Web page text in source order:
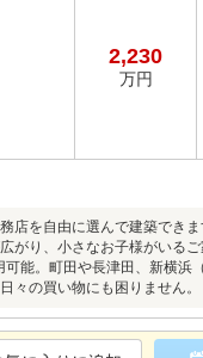
2,230
万円
店を自由に選んで建築でき
がり、小さなお子様がいる
能。町田や長津田、新横浜
々の買い物にも困りません